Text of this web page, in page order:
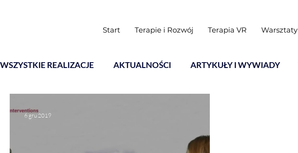
Start Terapie i Rozwój Terapia VR Warsztaty
WSZYSTKIE REALIZACJE AKTUALNOŚCI ARTYKUŁY I WYWIADY
6 gru 2019